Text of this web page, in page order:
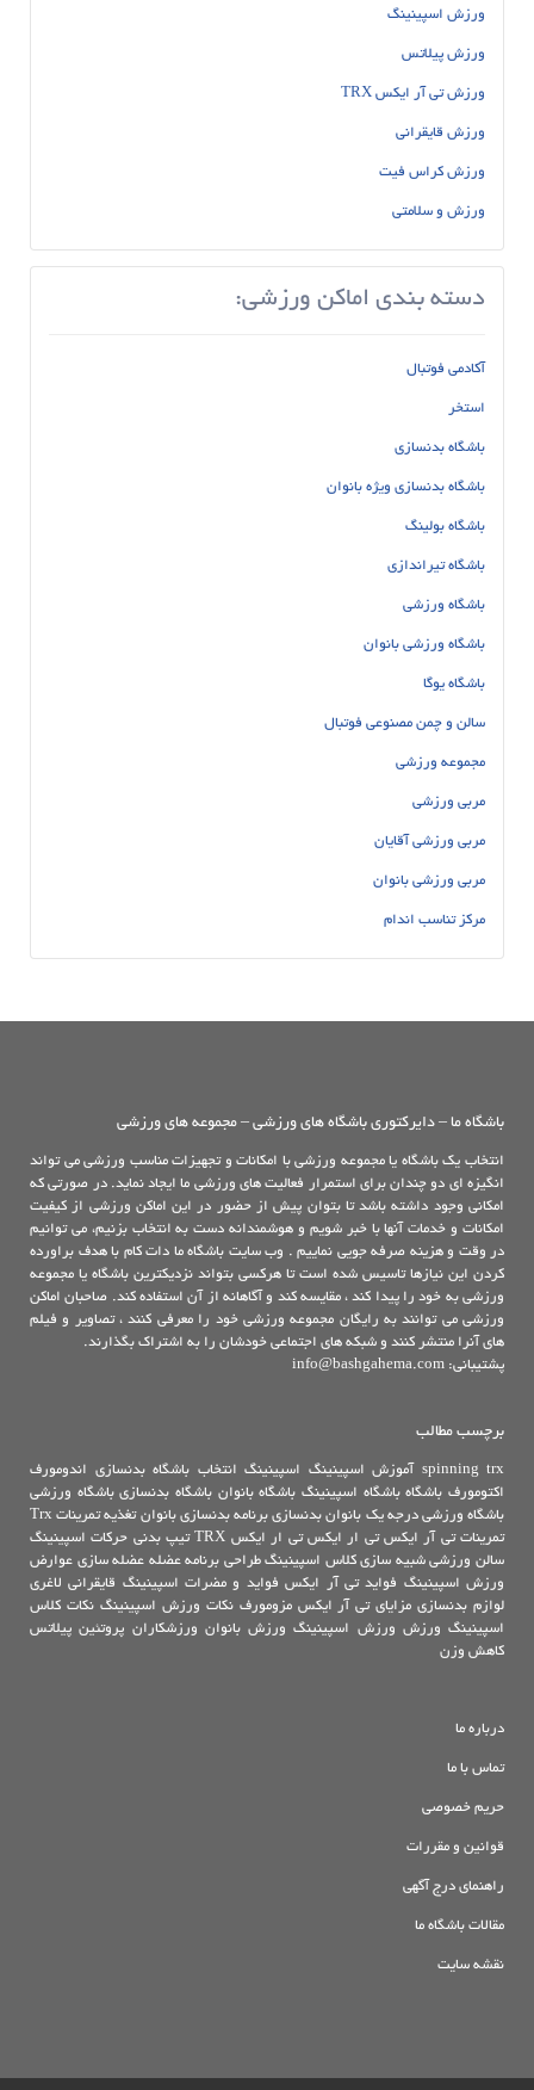
ورزش اسپینینگ
ورزش پیلاتس
ورزش تی آر ایکس TRX
ورزش قایقرانی
ورزش کراس فیت
ورزش و سلامتی
دسته بندی اماکن ورزشی:
آکادمی فوتبال
استخر
باشگاه بدنسازی
باشگاه بدنسازی ویژه بانوان
باشگاه بولینگ
باشگاه تیراندازی
باشگاه ورزشی
باشگاه ورزشی بانوان
باشگاه یوگا
سالن و چمن مصنوعی فوتبال
مجموعه ورزشی
مربی ورزشی
مربی ورزشی آقایان
مربی ورزشی بانوان
مرکز تناسب اندام
باشگاه ما – دایرکتوری باشگاه های ورزشی – مجموعه های ورزشی
انتخاب یک باشگاه یا مجموعه ورزشی با امکانات و تجهیزات مناسب ورزشی می تواند
انگیزه ای دو چندان برای استمرار فعالیت های ورزشی ما ایجاد نماید. در صورتی که
امکانی وجود داشته باشد تا بتوان پیش از حضور در این اماکن ورزشی از کیفیت
امکانات و خدمات آنها با خبر شویم و هوشمندانه دست به انتخاب بزنیم، می توانیم
در وقت و هزینه صرفه جویی نماییم . وب سایت باشگاه ما دات کام با هدف براورده
کردن این نیازها تاسیس شده است تا هرکسی بتواند نزدیکترین باشگاه یا مجموعه
ورزشی به خود را پیدا کند ، مقایسه کند و آگاهانه از آن استفاده کند. صاحبان اماکن
ورزشی می توانند به رایگان مجموعه ورزشی خود را معرفی کنند ، تصاویر و فیلم
های آنرا منتشر کنند و شبکه های اجتماعی خودشان را به اشتراک بگذارند.
پشتیبانی: info@bashgahema.com
برچسب مطالب
spinning trx آموزش اسپینینگ اسپینینگ انتخاب باشگاه بدنسازی
اندومورف
اکتومورف باشگاه باشگاه اسپینینگ باشگاه بانوان باشگاه بدنسازی باشگاه ورزشی
باشگاه ورزشی درجه یک بانوان بدنسازی برنامه بدنسازی بانوان تغذیه تمرینات Trx
تمرینات تی آر ایکس تی ار ایکس تی ار ایکس TRX تیپ بدنی حرکات اسپینینگ
سالن ورزشی شبیه سازی کلاس اسپینینگ طراحی برنامه عضله عضله سازی عوارض
ورزش اسپینینگ فواید تی آر ایکس فواید و مضرات اسپینینگ قایقرانی لاغری
لوازم بدنسازی مزایای تی آر ایکس مزومورف نکات ورزش اسپینینگ نکات کلاس
اسپینینگ ورزش ورزش اسپینینگ ورزش بانوان ورزشکاران پروتئین پیلاتس
کاهش وزن
درباره ما
تماس با ما
حریم خصوصی
قوانین و مقررات
راهنمای درج آگهی
مقالات باشگاه ما
نقشه سایت